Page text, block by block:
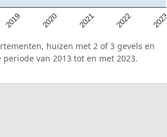
2019 2020 2021 2022 2023
huizen met 2 of 3 gevels en
van 2013 tot en met 2023.